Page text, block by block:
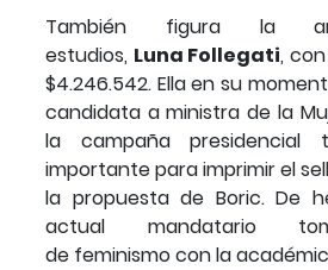
También figura la
estudios, Luna Follegati,
$4.246.542. Ella en su
candidata a ministra de la
la campaña
importante para imprimir el
la propuesta de Boric. De
actual mandatario
de feminismo con la